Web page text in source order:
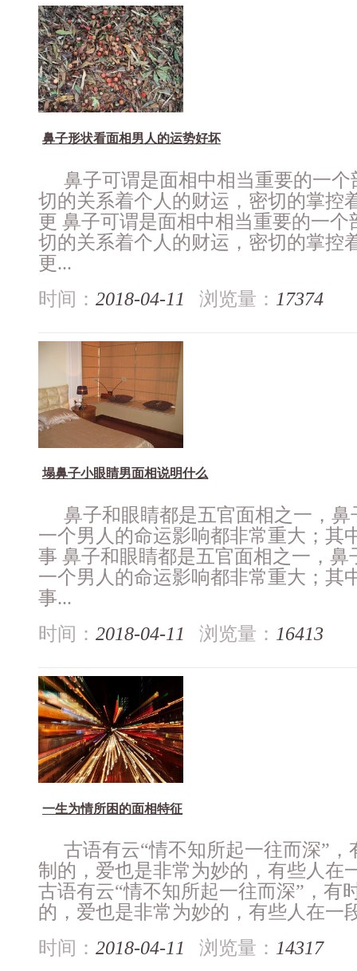
鼻子形状看面相男人的运势好坏
鼻子可谓是面相中相当重要的一
切的关系着个人的财运，密切的掌控
更 鼻子可谓是面相中相当重要的一
切的关系着个人的财运，密切的掌控
更...
时间： 2018-04-11 浏览量： 17374
塌鼻子小眼睛男面相说明什么
鼻子和眼睛都是五官面相之一，
一个男人的命运影响都非常重大；其
事 鼻子和眼睛都是五官面相之一，
一个男人的命运影响都非常重大；其
事...
时间： 2018-04-11 浏览量： 16413
一生为情所困的面相特征
古语有云“情不知所起一往而深”
制的，爱也是非常为妙的，有些人在
古语有云“情不知所起一往而深”，有
的，爱也是非常为妙的，有些人在一
时间： 2018-04-11 浏览量： 14317